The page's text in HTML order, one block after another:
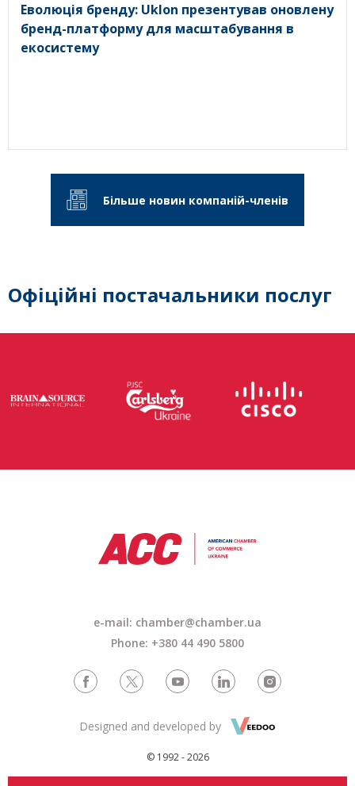
Еволюція бренду: Uklon презентував оновлену
бренд-платформу для масштабування в
екосистему
Більше новин компаній-членів
Офіційні постачальники послуг
e-mail: chamber@chamber.ua
Phone: +380 44 490 5800
© 1992 - 2026
Designed and developed by